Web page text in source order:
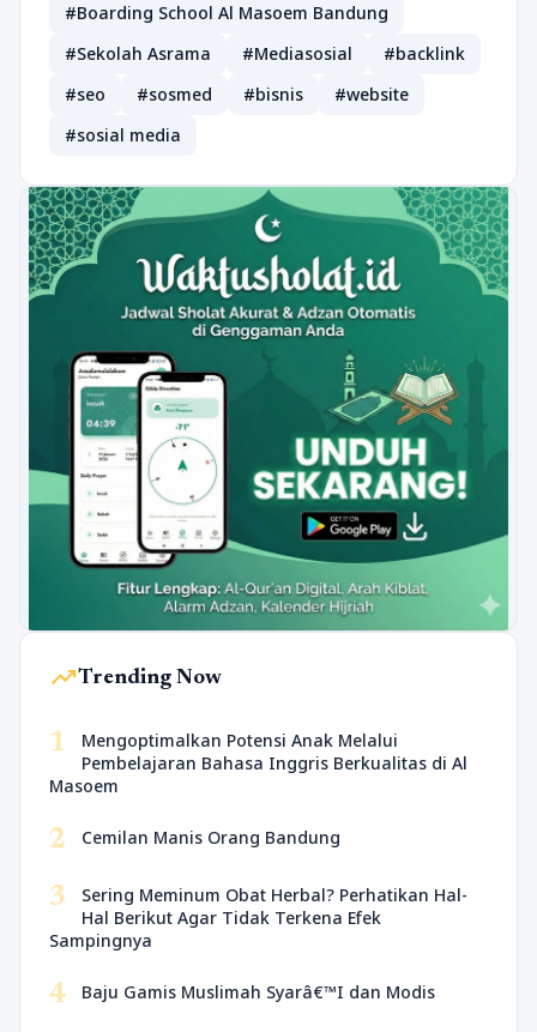
#Boarding School Al Masoem Bandung
#Sekolah Asrama
#Mediasosial
#backlink
#seo
#sosmed #bisnis
#website
#sosial media
trending_upTrending Now
1
Mengoptimalkan Potensi Anak Melalui
Pembelajaran Bahasa Inggris Berkualitas di Al
Masoem
2 Cemilan Manis Orang Bandung
3
Sering Meminum Obat Herbal? Perhatikan Hal-
Hal Berikut Agar Tidak Terkena Efek
Sampingnya
4 Baju Gamis Muslimah Syarâ€™I dan Modis